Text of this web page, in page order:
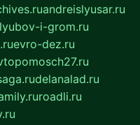
andreislyusar.ru
i-grom.ru
evro-dez.ru
delanalad.ru
roadli.ru